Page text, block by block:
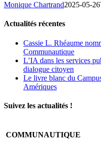
Monique Chartrand2025-05-
Actualités récentes
Cassie L. Rhéaume
Communautique
L’IA dans les services
dialogue citoyen
Le livre blanc du
Amériques
Suivez les actualités !
COMMUNAUTIQUE